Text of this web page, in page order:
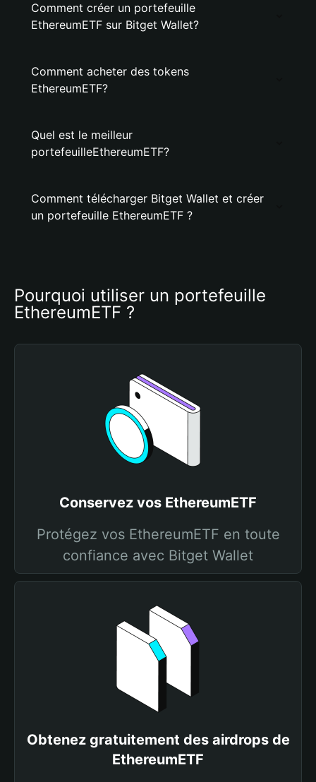
Comment créer un portefeuille
EthereumETF sur Bitget Wallet?
Comment acheter des tokens
EthereumETF?
Quel est le meilleur
portefeuilleEthereumETF?
Comment télécharger Bitget Wallet et créer
un portefeuille EthereumETF ?
Pourquoi utiliser un portefeuille
EthereumETF ?
Conservez vos EthereumETF
Protégez vos EthereumETF en toute
confiance avec Bitget Wallet
Obtenez gratuitement des airdrops de
EthereumETF